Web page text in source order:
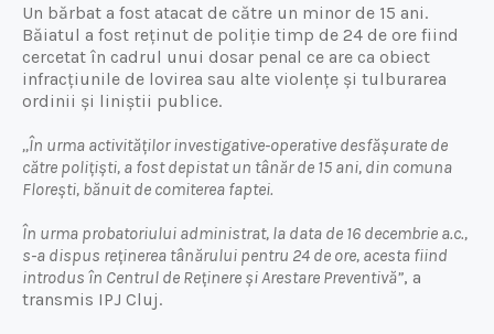
Un bărbat a fost atacat de către un minor de 15 ani.
Băiatul a fost reținut de poliție timp de 24 de ore fiind
cercetat în cadrul unui dosar penal ce are ca obiect
infracțiunile de lovirea sau alte violențe și tulburarea
ordinii și liniștii publice.
,,În urma activităților investigative-operative desfășurate de
către polițiști, a fost depistat un tânăr de 15 ani, din comuna
Florești, bănuit de comiterea faptei.
În urma probatoriului administrat, la data de 16 decembrie a.c.,
s-a dispus reținerea tânărului pentru 24 de ore, acesta fiind
introdus în Centrul de Reținere și Arestare Preventivă”, a
transmis IPJ Cluj.